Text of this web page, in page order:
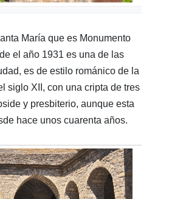
María que es Monumento
el año 1931 es una de las
es de estilo románico de la
siglo XII, con una cripta de tres
y presbiterio, aunque esta
hace unos cuarenta años.